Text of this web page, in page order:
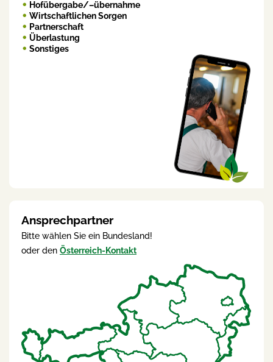
Hofübergabe/–übernahme
Wirtschaftlichen Sorgen
Partnerschaft
Überlastung
Sonstiges
Ansprechpartner
Bitte wählen Sie ein Bundesland!
oder den Österreich-Kontakt